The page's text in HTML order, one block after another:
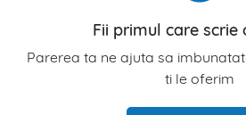
Fii primul care scrie
Parerea ta ne ajuta sa
ti le oferim